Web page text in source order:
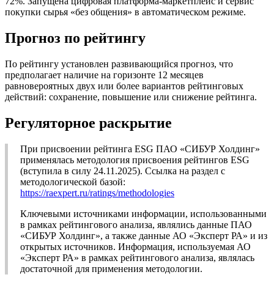
покупки сырья «без общения» в автоматическом режиме.
Прогноз по рейтингу
По рейтингу установлен развивающийся прогноз, что
предполагает наличие на горизонте 12 месяцев
равновероятных двух или более вариантов рейтинговых
действий: сохранение, повышение или снижение рейтинга.
Регуляторное раскрытие
При присвоении рейтинга ESG ПАО «СИБУР Холдинг»
применялась методология присвоения рейтингов ESG
(вступила в силу 24.11.2025). Ссылка на раздел с
методологической базой:
https://raexpert.ru/ratings/methodologies
Ключевыми источниками информации, использованными
в рамках рейтингового анализа, являлись данные ПАО
«СИБУР Холдинг», а также данные АО «Эксперт РА» и из
открытых источников. Информация, используемая АО
«Эксперт РА» в рамках рейтингового анализа, являлась
достаточной для применения методологии.